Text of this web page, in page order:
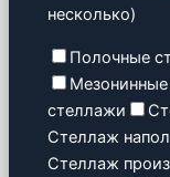
несколько)
Полочные
стеллажи
Стеллаж
Стеллаж